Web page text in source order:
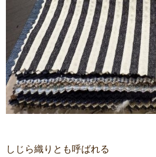
しじら織りとも呼ばれる